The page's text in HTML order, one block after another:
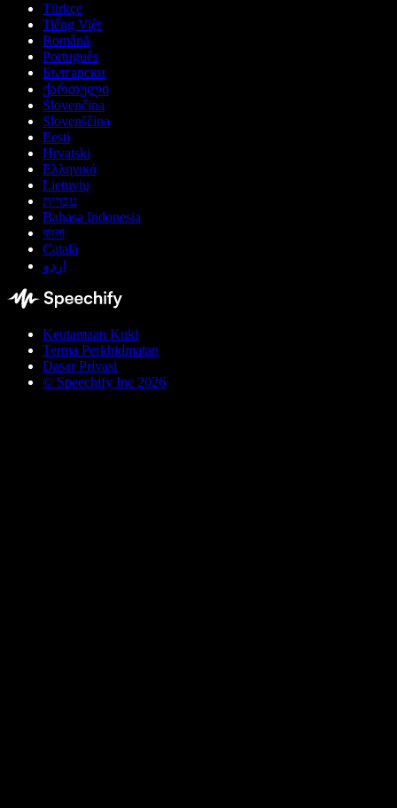
Türkçe
Tiếng Việt
Română
Português
Български
ქართული
Slovenčina
Slovenščina
Eesti
Hrvatski
Ελληνικά
Lietuvių
עברית
Bahasa Indonesia
বাংলা
Català
اردو
Keutamaan Kuki
Terma Perkhidmatan
Dasar Privasi
© Speechify Inc 2026